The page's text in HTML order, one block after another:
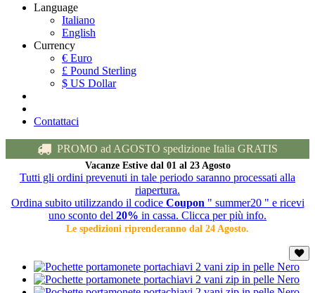
Language
Italiano
English
Currency
€ Euro
£ Pound Sterling
$ US Dollar
Contattaci
PROMO ad AGOSTO spedizione Italia GRATIS
Vacanze Estive dal 01 al 23 Agosto
Tutti gli ordini prevenuti in tale periodo saranno processati alla
riapertura.
Ordina subito utilizzando il codice Coupon " summer20 " e ricevi
uno sconto del 20% in cassa. Clicca per più info.
Le spedizioni riprenderanno dal 24 Agosto.